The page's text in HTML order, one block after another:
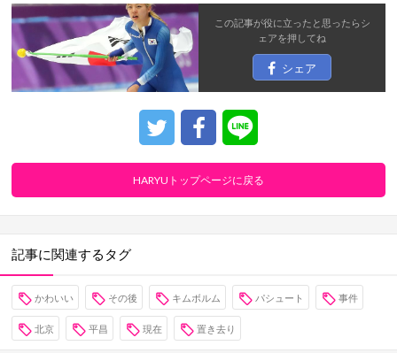
この記事が役に立ったと思ったらシ
ェアを押してね
シェア
HARYUトップページに戻る
記事に関連するタグ
かわいい その後 キムボルム パシュート 事件
北京 平昌 現在 置き去り